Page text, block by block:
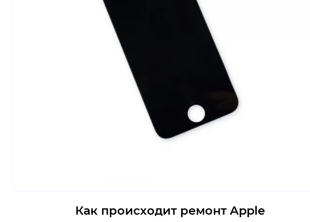
Как происходит ремонт Apple